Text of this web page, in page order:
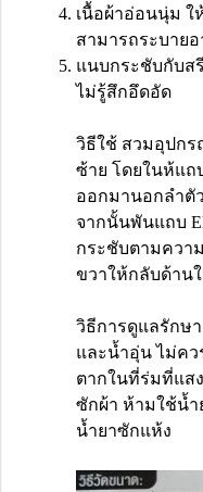
เนื้อผ้าอ่อนนุ่ม
สามารถระบาย
แนบกระชับกับส
ไม่รู้สึกอึดอัด
วิธีใช้ สวมอุปกร
ซ้าย โดยในห้แถ
ออกมานอกลำตั
จากนั้นพันแถบ
กระชับตามควา
ขวาให้กลับด้าน
วิธีการดูแลรักษ
และน้ำอุ่น ไม่ค
ตากในที่ร่มที่แส
ซักผ้า ห้ามใช้น้ำ
น้ำยาซักแห้ง